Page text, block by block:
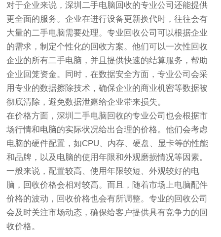
对于企业来说，深圳二手电脑回收的专业公司还能提供
更全面的服务。企业在进行设备更新换代时，往往会有
大量的二手电脑需要处理。专业回收公司可以根据企业
的需求，制定个性化的回收方案。他们可以一次性回收
企业的所有二手电脑，并且提供快速的结算服务，帮助
企业回笼资金。同时，在数据安全方面，专业公司会采
用专业的数据擦除技术，确保企业的商业机密等数据被
彻底清除，避免数据泄露给企业带来损失。
在价格方面，深圳二手电脑回收的专业公司也会根据市
场行情和电脑的实际状况给出合理的价格。他们会考虑
电脑的硬件配置，如CPU、内存、硬盘、显卡等的性能
和品牌，以及电脑的使用年限和外观磨损情况等因素。
一般来说，配置较高、使用年限较短、外观较好的电
脑，回收价格会相对较高。而且，随着市场上电脑配件
价格的波动，回收价格也会有所调整。专业的回收公司
会及时关注市场动态，确保给客户提供具有竞争力的回
收价格。